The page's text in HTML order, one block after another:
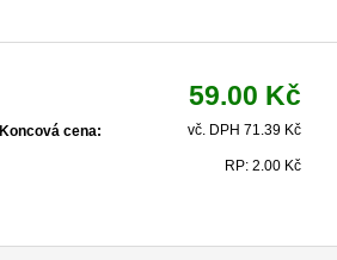
Koncová cena:
59.00 Kč
vč. DPH 71.39 Kč
RP: 2.00 Kč